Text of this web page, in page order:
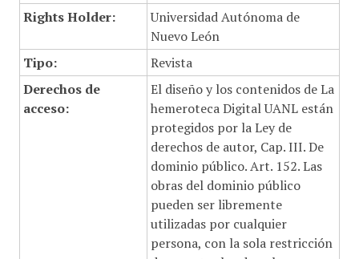
Rights Holder:
Universidad Autónoma de
Nuevo León
Tipo:
Revista
Derechos de
acceso:
El diseño y los contenidos de La
hemeroteca Digital UANL están
protegidos por la Ley de
derechos de autor, Cap. III. De
dominio público. Art. 152. Las
obras del dominio público
pueden ser libremente
utilizadas por cualquier
persona, con la sola restricción